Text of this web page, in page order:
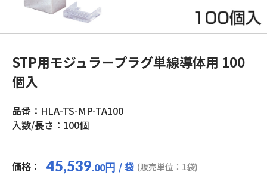
STP用モジュラープラグ単線導体用 100
個入
品番：HLA-TS-MP-TA100
入数/長さ：100個
価格： 45,539.00円 / 袋 (販売単位：1袋)